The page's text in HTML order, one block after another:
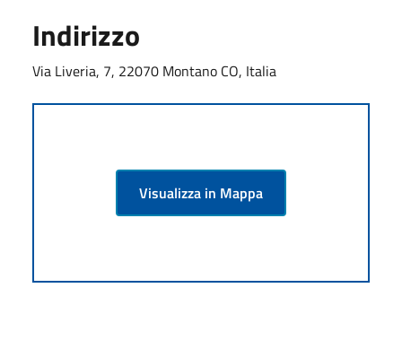
Indirizzo
Via Liveria, 7, 22070 Montano CO, Italia
Visualizza in Mappa